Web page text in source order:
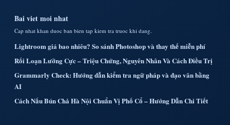
Bai viet moi nhat
Cap nhat khan duoc ban bien tap kiem tra truoc khi dang.
Lightroom giá bao nhiêu? So sánh Photoshop và thay thế miễn phí
Rối Loạn Lưỡng Cực – Triệu Chứng, Nguyên Nhân Và Cách Điều Trị
Grammarly Check: Hướng dẫn kiểm tra ngữ pháp và đạo văn bằng
AI
Cách Nấu Bún Chả Hà Nội Chuẩn Vị Phố Cổ – Hướng Dẫn Chi Tiết